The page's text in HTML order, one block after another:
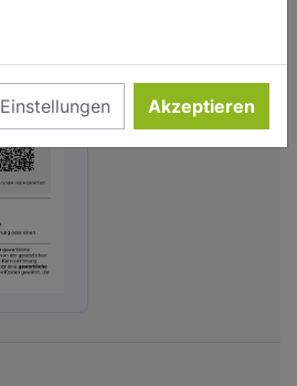
Einstellungen Akzeptieren